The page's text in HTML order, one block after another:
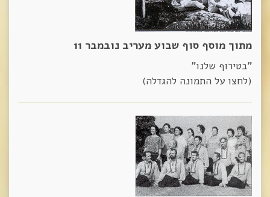
מתוך מוסף סוף שבוע מעריב נובמבר 11
"בטירוף שלנו"
(לחצו על התמונה להגדלה)